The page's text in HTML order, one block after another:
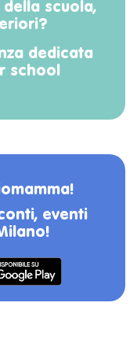
scuola,
dedicata
school
eventi